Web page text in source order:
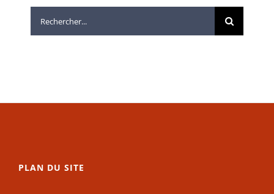
Rechercher:
PLAN DU SITE